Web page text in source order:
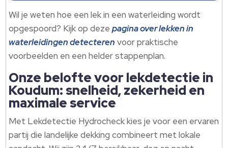
Wil je weten hoe een lek in een waterleiding wordt
opgespoord? Kijk op dezepagina over lekken in
waterleidingen detecteren voor praktische
voorbeelden en een helder stappenplan.​
Onze belofte voor lekdetectie in
Koudum: snelheid, zekerheid en
maximale service
Met Lekdetectie Hydrocheck kies je voor een ervaren
partij die landelijke dekking combineert met lokale